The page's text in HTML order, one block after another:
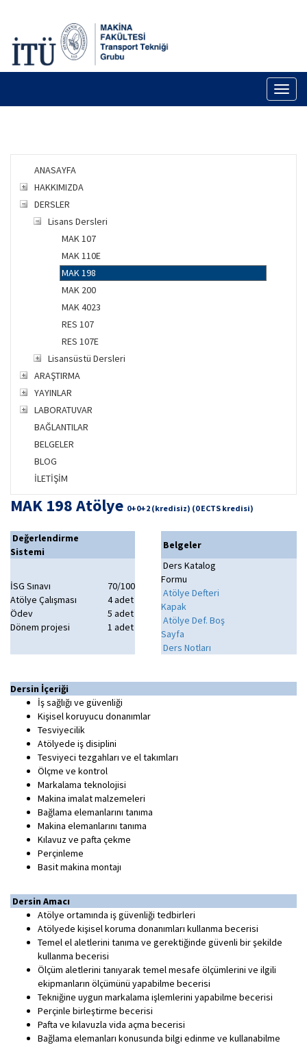
ANASAYFA
HAKKIMIZDA
DERSLER
Lisans Dersleri
MAK 107
MAK 110E
MAK 198
MAK 200
MAK 4023
RES 107
RES 107E
Lisansüstü Dersleri
ARAŞTIRMA
YAYINLAR
LABORATUVAR
BAĞLANTILAR
BELGELER
BLOG
İLETİŞİM
MAK 198 Atölye 0+0+2 (kredisiz) (0 ECTS kredisi)
Değerlendirme
Sistemi
Belgeler
İSG Sınavı
Atölye Çalışması
Ödev
Dönem projesi
70/100
4 adet
5 adet
1 adet
Ders Katalog
Formu
Atölye Defteri
Kapak
Atölye Def. Boş
Sayfa
Ders Notları
Dersin İçeriği
İş sağlığı ve güvenliği
Kişisel koruyucu donanımlar
Tesviyecilik
Atölyede iş disiplini
Tesviyeci tezgahları ve el takımları
Ölçme ve kontrol
Markalama teknolojisi
Makina imalat malzemeleri
Bağlama elemanlarını tanıma
Makina elemanlarını tanıma
Kılavuz ve pafta çekme
Perçinleme
Basit makina montajı
Dersin Amacı
Atölye ortamında iş güvenliği tedbirleri
Atölyede kişisel koruma donanımları kullanma becerisi
Temel el aletlerini tanıma ve gerektiğinde güvenli bir şekilde
kullanma becerisi
Ölçüm aletlerini tanıyarak temel mesafe ölçümlerini ve ilgili
ekipmanların ölçümünü yapabilme becerisi
Tekniğine uygun markalama işlemlerini yapabilme becerisi
Perçinle birleştirme becerisi
Pafta ve kılavuzla vida açma becerisi
Bağlama elemanları konusunda bilgi edinme ve kullanabilme